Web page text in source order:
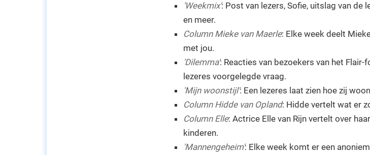
'Weekmix': Post van lezers, Sofie, uitslag van
en meer.
Column Mieke van Maerle: Elke week deelt
met jou.
'Dilemma': Reacties van bezoekers van het
lezeres voorgelegde vraag.
'Mijn woonstijl': Een lezeres laat zien hoe zij
Column Hidde van Opland: Hidde vertelt wat er
Column Elle: Actrice Elle van Rijn vertelt over
kinderen.
'Mannengeheim': Elke week komt er een